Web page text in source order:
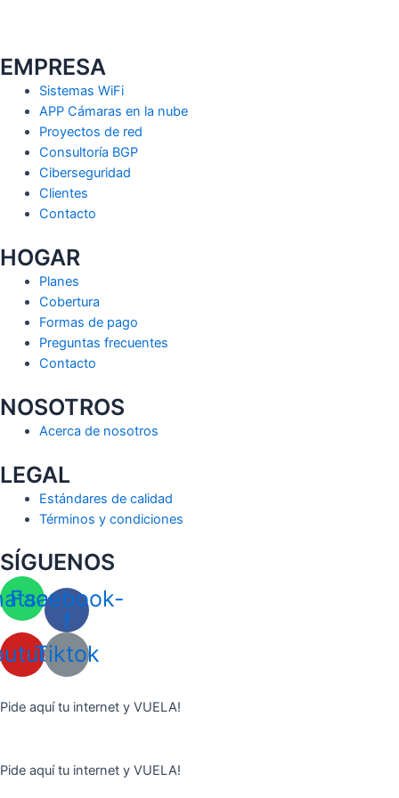
EMPRESA
Sistemas WiFi
APP Cámaras en la nube
Proyectos de red
Consultoría BGP
Ciberseguridad
Clientes
Contacto
HOGAR
Planes
Cobertura
Formas de pago
Preguntas frecuentes
Contacto
NOSOTROS
Acerca de nosotros
LEGAL
Estándares de calidad
Términos y condiciones
SÍGUENOS
Facebook-
f
Tiktok
Pide aquí tu internet y VUELA!
Pide aquí tu internet y VUELA!